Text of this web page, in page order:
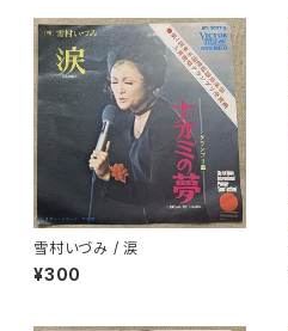
雪村いづみ / 涙
¥300